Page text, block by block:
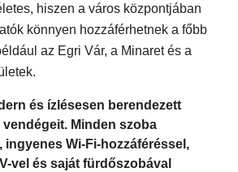
hiszen a város központjában
könnyen hozzáférhetnek a főbb
az Egri Vár, a Minaret és a
és ízlésesen berendezett
Minden szoba
ingyenes Wi-Fi-hozzáféréssel,
vel és saját fürdőszobával